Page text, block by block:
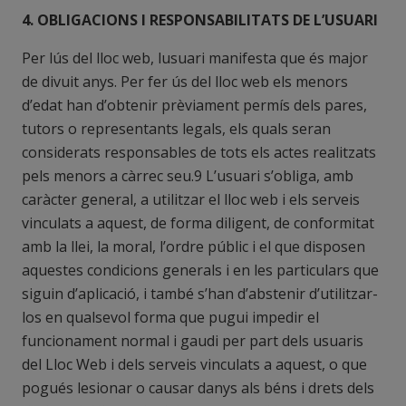
4. OBLIGACIONS I RESPONSABILITATS DE L’USUARI
Per lús del lloc web, lusuari manifesta que és major
de divuit anys. Per fer ús del lloc web els menors
d’edat han d’obtenir prèviament permís dels pares,
tutors o representants legals, els quals seran
considerats responsables de tots els actes realitzats
pels menors a càrrec seu.9 L’usuari s’obliga, amb
caràcter general, a utilitzar el lloc web i els serveis
vinculats a aquest, de forma diligent, de conformitat
amb la llei, la moral, l’ordre públic i el que disposen
aquestes condicions generals i en les particulars que
siguin d’aplicació, i també s’han d’abstenir d’utilitzar-
los en qualsevol forma que pugui impedir el
funcionament normal i gaudi per part dels usuaris
del Lloc Web i dels serveis vinculats a aquest, o que
pogués lesionar o causar danys als béns i drets dels